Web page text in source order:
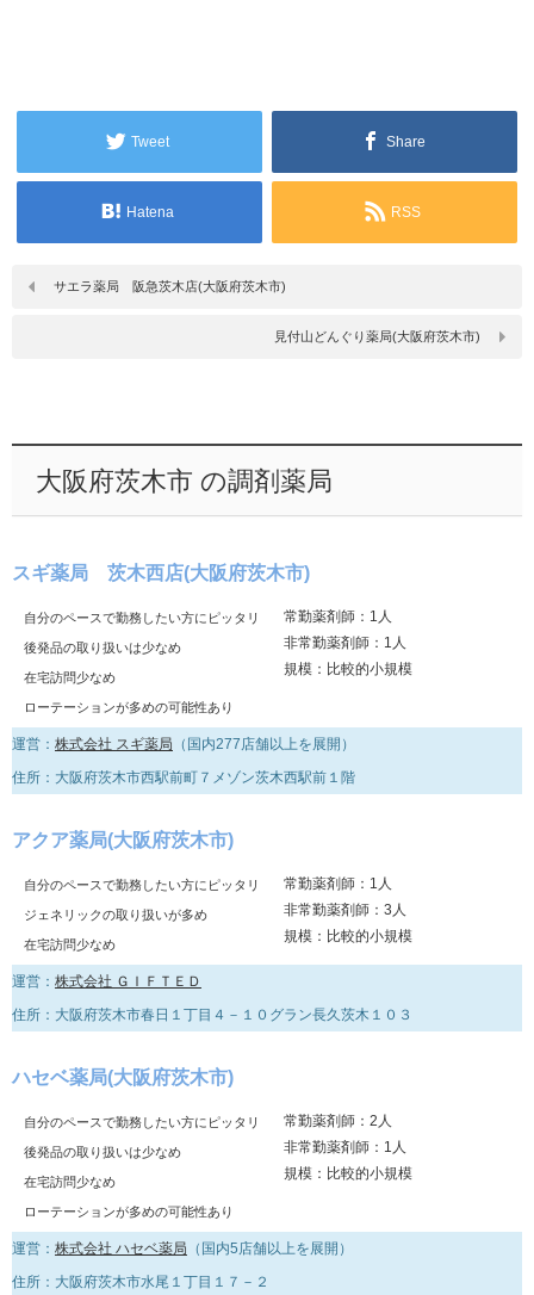
Tweet Share
Hatena RSS
サエラ薬局 阪急茨木店(大阪府茨木市)
見付山どんぐり薬局(大阪府茨木市)
大阪府茨木市 の調剤薬局
スギ薬局 茨木西店(大阪府茨木市)
自分のペースで勤務したい方にピッタリ
後発品の取り扱いは少なめ
在宅訪問少なめ
ローテーションが多めの可能性あり
常勤薬剤師：1人
非常勤薬剤師：1人
規模：比較的小規模
運営： 株式会社 スギ薬局 （国内277店舗以上を展開）
住所：大阪府茨木市西駅前町７メゾン茨木西駅前１階
アクア薬局(大阪府茨木市)
自分のペースで勤務したい方にピッタリ
ジェネリックの取り扱いが多め
在宅訪問少なめ
常勤薬剤師：1人
非常勤薬剤師：3人
規模：比較的小規模
運営： 株式会社 ＧＩＦＴＥＤ
住所：大阪府茨木市春日１丁目４－１０グラン長久茨木１０３
ハセベ薬局(大阪府茨木市)
自分のペースで勤務したい方にピッタリ
後発品の取り扱いは少なめ
在宅訪問少なめ
ローテーションが多めの可能性あり
常勤薬剤師：2人
非常勤薬剤師：1人
規模：比較的小規模
運営： 株式会社 ハセベ薬局 （国内5店舗以上を展開）
住所：大阪府茨木市水尾１丁目１７－２